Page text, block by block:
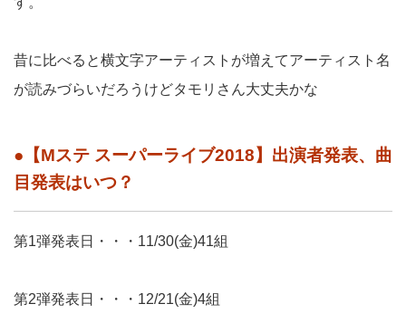
昔に比べると横文字アーティストが増えてアーティスト名
が読みづらいだろうけどタモリさん大丈夫かな
●【Mステ スーパーライブ2018】出演者発表、曲
目発表はいつ？
第1弾発表日・・・11/30(金)41組
第2弾発表日・・・12/21(金)4組